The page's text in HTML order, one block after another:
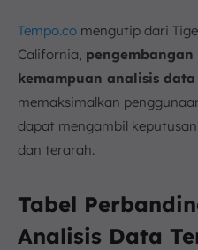
Tempo.co mengutip dari
California,
kemampuan analisis data
memaksimalkan
dapat mengambil
dan terarah.
Tabel
Analisis Data